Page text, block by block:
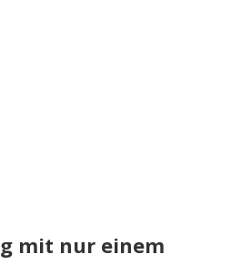
mit nur einem